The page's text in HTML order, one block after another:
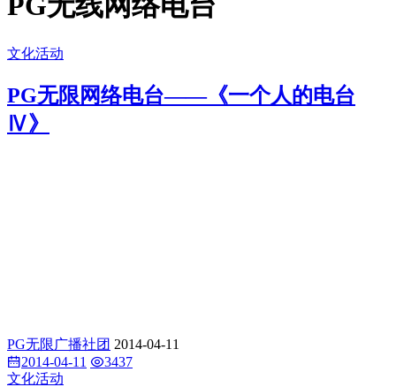
文化活动
PG无限网络电台——《一个人的电台
Ⅳ》
PG无限广播社团 2014-04-11
2014-04-11
3437
文化活动